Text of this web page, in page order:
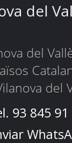
del
del
del
93 845